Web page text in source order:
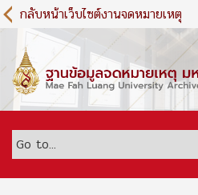
S
k
m
c
กลับหน้าเว็บไซต์งานจดหมายเหตุ